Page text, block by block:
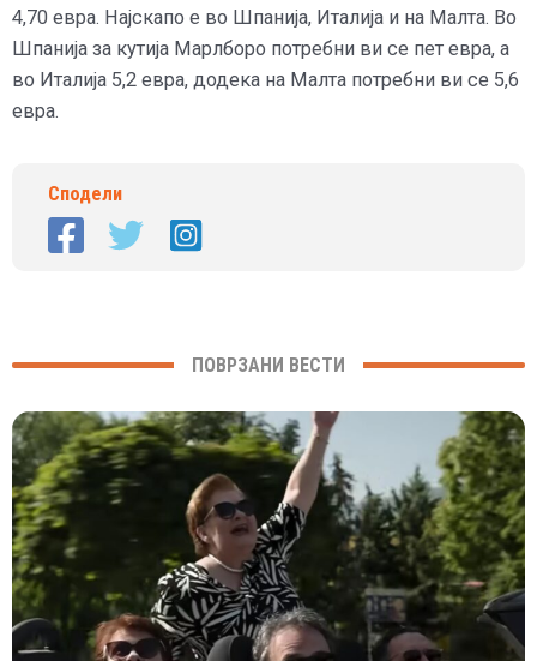
4,70 евра. Најскапо е во Шпанија, Италија и на Малта. Во
Шпанија за кутија Марлборо потребни ви се пет евра, а
во Италија 5,2 евра, додека на Малта потребни ви се 5,6
евра.
Сподели
ПОВРЗАНИ ВЕСТИ